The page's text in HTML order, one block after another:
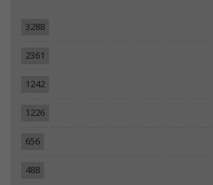
3288
2361
1242
1226
656
488